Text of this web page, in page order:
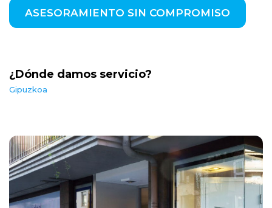
ASESORAMIENTO SIN COMPROMISO
¿Dónde damos servicio?
Gipuzkoa